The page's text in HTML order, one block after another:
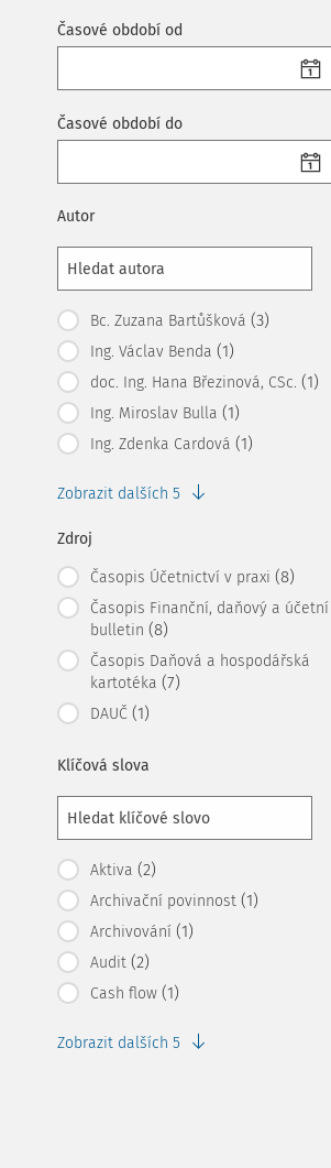
Časové období od
Časové období do
Autor
Bc. Zuzana Bartůšková (3)
Ing. Václav Benda (1)
doc. Ing. Hana Březinová, CSc. (1)
Ing. Miroslav Bulla (1)
Ing. Zdenka Cardová (1)
Zobrazit dalších 5
Zdroj
Časopis Účetnictví v praxi (8)
Časopis Finanční, daňový a účetní
bulletin (8)
Časopis Daňová a hospodářská
kartotéka (7)
DAUČ (1)
Klíčová slova
Aktiva (2)
Archivační povinnost (1)
Archivování (1)
Audit (2)
Cash flow (1)
Zobrazit dalších 5